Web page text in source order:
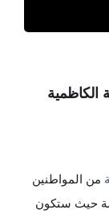
اليومية
الكاظمية
من المواطنين
حيث ستكون